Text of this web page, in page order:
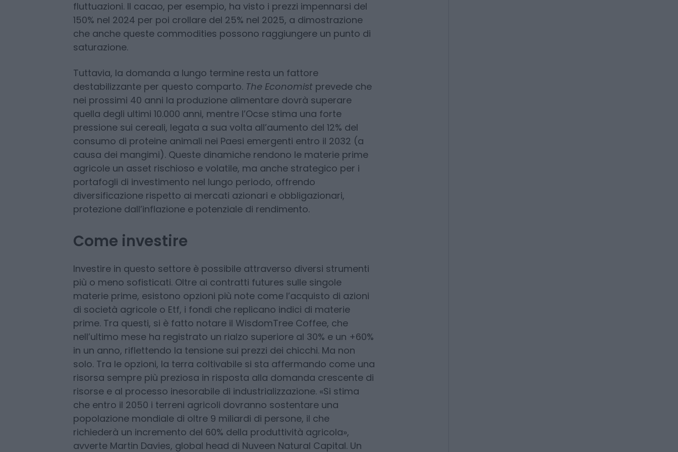
estremi, come siccità e inondazioni, politiche governative, come
sussidi agricoli o tariffe commerciali, e inflazione con aumenti dei
costi di produzione. Il mercato, pertanto, è caratterizzato da forti
fluttuazioni. Il cacao, per esempio, ha visto i prezzi impennarsi del
che anche queste commodities possono raggiungere un punto di
saturazione.
Tuttavia, la domanda a lungo termine resta un fattore
destabilizzante per questo comparto.The Economistprevede che
nei prossimi 40 anni la produzione alimentare dovrà superare
quella degli ultimi 10.000 anni, mentre l’Ocse stima una forte
pressione sui cereali, legata a sua volta all’aumento del 12% del
consumo di proteine animali nei Paesi emergenti entro il 2032 (a
causa dei mangimi). Queste dinamiche rendono le materie prime
agricole un asset rischioso e volatile, ma anche strategico per i
diversificazione rispetto ai mercati azionari e obbligazionari,
Come investire
Investire in questo settore è possibile attraverso diversi strumenti
più o meno sofisticati. Oltre ai contratti futures sulle singole
materie prime, esistono opzioni più note come l’acquisto di azioni
di società agricole o Etf, i fondi che replicano indici di materie
prime. Tra questi, si è fatto notare il WisdomTree Coffee, che
nell’ultimo mese ha registrato un rialzo superiore al 30% e un +60%
in un anno, riflettendo la tensione sui prezzi dei chicchi. Ma non
solo. Tra le opzioni, la terra coltivabile si sta affermando come una
risorsa sempre più preziosa in risposta alla domanda crescente di
risorse e al processo inesorabile di industrializzazione. «Si stima